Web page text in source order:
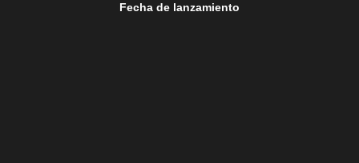
Fecha de lanzamiento